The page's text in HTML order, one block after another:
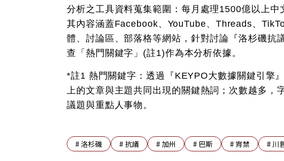
分析之工具資料蒐集範圍：每月處理1500億以上中
其內容涵蓋Facebook、YouTube、Threads、
體、討論區、部落格等網站，針對討論『洛杉磯抗
查「熱門關鍵字」(註1)作為本分析依據。
*註1 熱門關鍵字：透過『KEYPO大數據關鍵引擎
上的文章與主題共同出現的關鍵熱詞；次數越多，
議題與重點人事物。
#洛杉磯 # 抗議 # 加州 # 巴斯 # 宵禁 # 川